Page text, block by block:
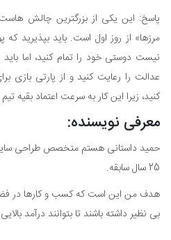
پاسخ: این یکی از بزرگترین چالش
مرزها» از روز اول است. باید بپذیرید که
نیست دوستی خود را تمام کنید، اما
عدالت را رعایت کنید و از پارتی بازی
کنید، زیرا این کار به سرعت اعتماد بقیه
معرفی نویسنده:
حمید داستانی هستم متخصص طراحی
25 سال سابقه.
هدف من این است که کسب و کارها در
بی نظیر داشته باشند تا بتوانند درآمد